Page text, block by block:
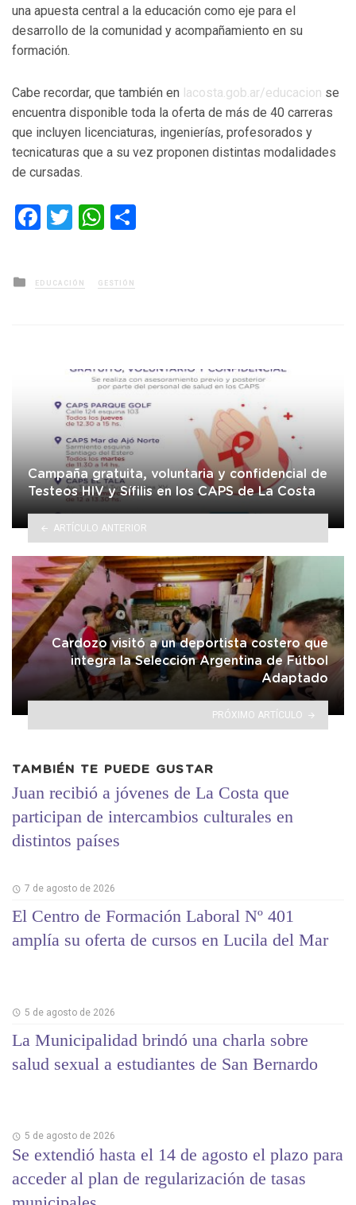
una apuesta central a la educación como eje para el
desarrollo de la comunidad y acompañamiento en su
formación.
Cabe recordar, que también en lacosta.gob.ar/educacion se
encuentra disponible toda la oferta de más de 40 carreras
que incluyen licenciaturas, ingenierías, profesorados y
tecnicaturas que a su vez proponen distintas modalidades
de cursadas.
Facebook
TwitterWhatsApp
Posted
in
EDUCACIÓN GESTIÓN
Campaña gratuita, voluntaria y confidencial de
Testeos HIV y Sífilis en los CAPS de La Costa
ARTÍCULO ANTERIOR
Cardozo visitó a un deportista costero que
integra la Selección Argentina de Fútbol
Adaptado
PRÓXIMO ARTÍCULO
TAMBIÉN TE PUEDE GUSTAR
Juan recibió a jóvenes de La Costa que
participan de intercambios culturales en
distintos países
7 de agosto de 2026
El Centro de Formación Laboral Nº 401
amplía su oferta de cursos en Lucila del Mar
5 de agosto de 2026
La Municipalidad brindó una charla sobre
salud sexual a estudiantes de San Bernardo
5 de agosto de 2026
Se extendió hasta el 14 de agosto el plazo para
acceder al plan de regularización de tasas